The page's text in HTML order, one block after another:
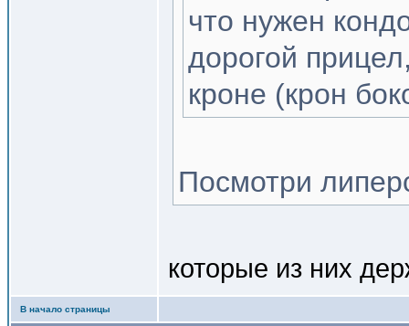
что нужен
дорогой
кроне (крон
Посмотри
которые из них
В начало страницы